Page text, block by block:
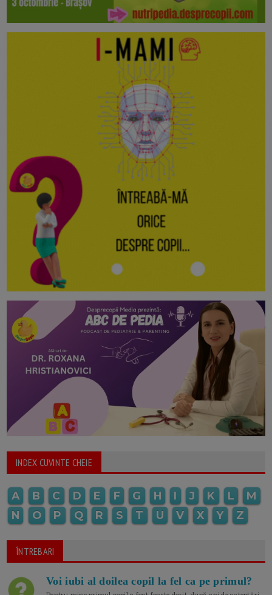
INDEX CUVINTE CHEIE
A B C D E F G H I J K L
M
N
O P Q R S T U V X Y Z
ÎNTREBARI
Voi iubi al doilea copil la fel ca pe primul?